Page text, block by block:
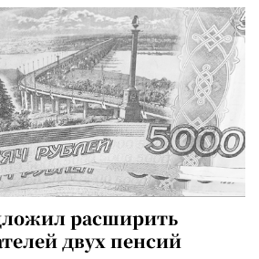
расширить
двух пенсий